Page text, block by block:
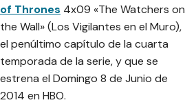
of Thrones 4x09 «The Watchers on
the Wall» (Los Vigilantes en el Muro),
el penúltimo capítulo de la cuarta
temporada de la serie, y que se
estrena el Domingo 8 de Junio de
2014 en HBO.